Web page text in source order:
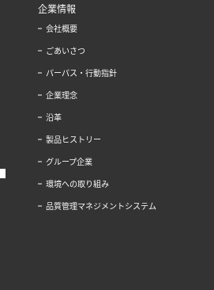
企業情報
会社概要
ごあいさつ
パーパス・行動指針
企業理念
沿革
製品ヒストリー
グループ企業
環境への取り組み
品質管理マネジメントシステム